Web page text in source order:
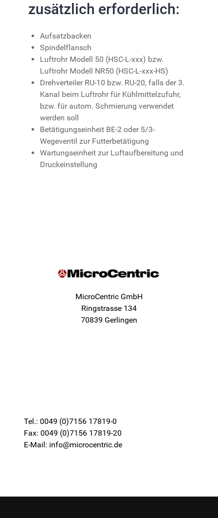
zusätzlich erforderlich:
Aufsatzbacken
Spindelflansch
Luftrohr Modell 50 (HSC-L-xxx) bzw.
Luftrohr Modell NR50 (HSC-L-xxx-HS)
Drehverteiler RU-10 bzw. RU-20, falls der 3.
Kanal beim Luftrohr für Kühlmittelzufuhr,
bzw. für autom. Schmierung verwendet
werden soll
Betätigungseinheit BE-2 oder 5/3-
Wegeventil zur Futterbetätigung
Wartungseinheit zur Luftaufbereitung und
Druckeinstellung
MicroCentric GmbH
Ringstrasse 134
70839 Gerlingen
Tel.: 0049 (0)7156 17819-0
Fax: 0049 (0)7156 17819-20
E-Mail: info@microcentric.de